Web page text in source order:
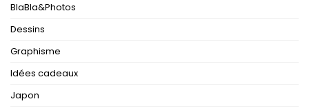
BlaBla&Photos
Dessins
Graphisme
Idées cadeaux
Japon